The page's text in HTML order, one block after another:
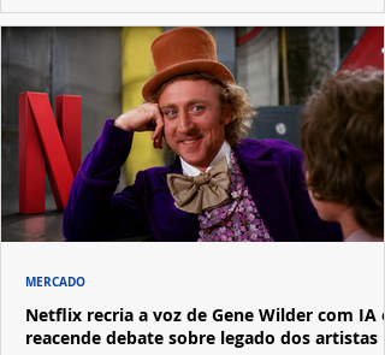
Netflix recria a voz de Gene Wilder com IA e
reacende debate sobre legado dos artistas
MERCADO